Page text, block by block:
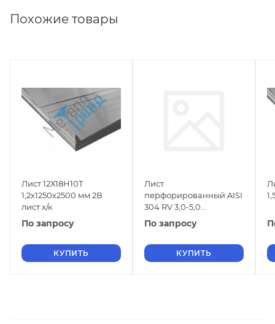
Похожие товары
Лист 12Х18Н10Т
1,2x1250x2500 мм 2В
лист х/к
По запросу
КУПИТЬ
Лист
перфорированный AISI
304 RV 3,0-5,0
х1000х2000
нержавеющий
По запросу
КУПИТЬ